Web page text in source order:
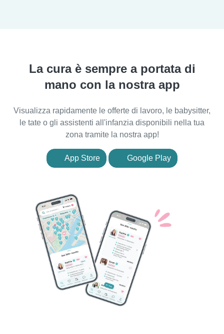
La cura è sempre a portata di
mano con la nostra app
Visualizza rapidamente le offerte di lavoro, le babysitter,
le tate o gli assistenti all'infanzia disponibili nella tua
zona tramite la nostra app!
App Store Google Play